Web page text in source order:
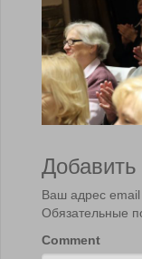
Ваш адрес email
Обязательные
Comment